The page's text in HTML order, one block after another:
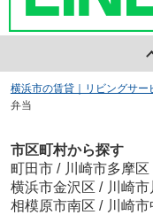
横浜市の賃貸｜リビングサー
弁当
市区町村から探す
町田市 / 川崎市多摩区
横浜市金沢区 / 川崎
相模原市南区 / 川崎